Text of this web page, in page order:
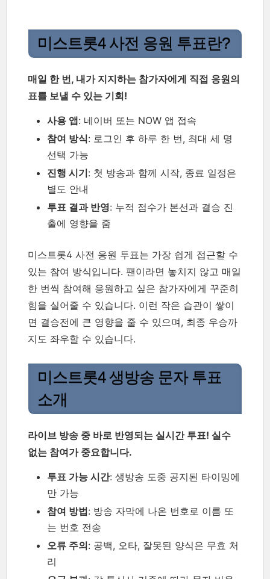
미스트롯4 사전 응원 투표란?
매일 한 번, 내가 지지하는 참가자에게 직접 응원의
표를 보낼 수 있는 기회!
사용 앱: 네이버 또는 NOW 앱 접속
참여 방식: 로그인 후 하루 한 번, 최대 세 명
선택 가능
진행 시기: 첫 방송과 함께 시작, 종료 일정은
별도 안내
투표 결과 반영: 누적 점수가 본선과 결승 진
출에 영향을 줌
미스트롯4 사전 응원 투표는 가장 쉽게 접근할 수
있는 참여 방식입니다. 팬이라면 놓치지 않고 매일
한 번씩 참여해 응원하고 싶은 참가자에게 꾸준히
힘을 실어줄 수 있습니다. 이런 작은 습관이 쌓이
면 결승전에 큰 영향을 줄 수 있으며, 최종 우승까
지도 좌우할 수 있습니다.
미스트롯4 생방송 문자 투표
소개
라이브 방송 중 바로 반영되는 실시간 투표! 실수
없는 참여가 중요합니다.
투표 가능 시간: 생방송 도중 공지된 타이밍에
만 가능
참여 방법: 방송 자막에 나온 번호로 이름 또
는 번호 전송
오류 주의: 공백, 오타, 잘못된 양식은 무효 처
리